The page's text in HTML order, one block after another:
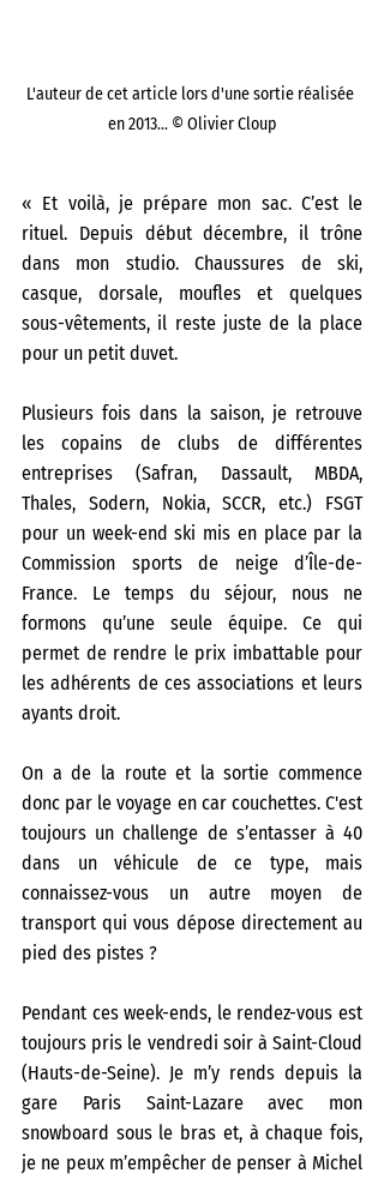
L'auteur de cet article lors d'une sortie réalisée
en 2013... © Olivier Cloup
« Et voilà, je prépare mon sac. C’est le
rituel. Depuis début décembre, il trône
dans mon studio. Chaussures de ski,
casque, dorsale, moufles et quelques
sous-vêtements, il reste juste de la place
pour un petit duvet.
Plusieurs fois dans la saison, je retrouve
les copains de clubs de différentes
entreprises (Safran, Dassault, MBDA,
Thales, Sodern, Nokia, SCCR, etc.) FSGT
pour un week-end ski mis en place par la
Commission sports de neige d’Île-de-
France. Le temps du séjour, nous ne
formons qu’une seule équipe. Ce qui
permet de rendre le prix imbattable pour
les adhérents de ces associations et leurs
ayants droit.
On a de la route et la sortie commence
donc par le voyage en car couchettes. C'est
toujours un challenge de s’entasser à 40
dans un véhicule de ce type, mais
connaissez-vous un autre moyen de
transport qui vous dépose directement au
pied des pistes ?
Pendant ces week-ends, le rendez-vous est
toujours pris le vendredi soir à Saint-Cloud
(Hauts-de-Seine). Je m’y rends depuis la
gare Paris Saint-Lazare avec mon
snowboard sous le bras et, à chaque fois,
je ne peux m’empêcher de penser à Michel